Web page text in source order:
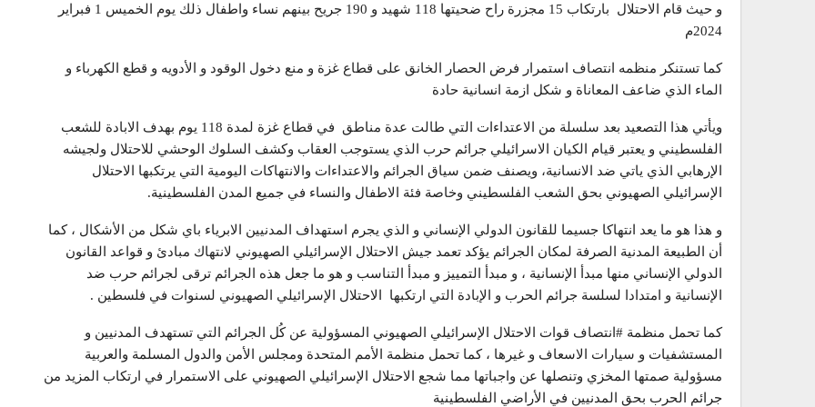
و حيث قام الاحتلال بارتكاب 15 مجزرة راح ضحيتها 118 شهيد و 190 جريح بينهم نساء واطفال ذلك يوم الخميس 1 فبراير
2024م
كما تستنكر منظمه انتصاف استمرار فرض الحصار الخانق على قطاع غزة و منع دخول الوقود و الأدويه و قطع الكهرباء و
الماء الذي ضاعف المعاناة و شكل ازمة انسانية حادة
ويأتي هذا التصعيد بعد سلسلة من الاعتداءات التي طالت عدة مناطق في قطاع غزة لمدة 118 يوم بهدف الابادة للشعب
الفلسطيني و يعتبر قيام الكيان الاسرائيلي جرائم حرب الذي يستوجب العقاب وكشف السلوك الوحشي للاحتلال ولجيشه
الإرهابي الذي ياتي ضد الانسانية، ويصنف ضمن سياق الجرائم والاعتداءات والانتهاكات اليومية التي يرتكبها الاحتلال
الإسرائيلي الصهيوني بحق الشعب الفلسطيني وخاصة فئة الاطفال والنساء في جميع المدن الفلسطينية.
و هذا هو ما يعد انتهاكا جسيما للقانون الدولي الإنساني و الذي يجرم استهداف المدنيين الابرياء باي شكل من الأشكال ، كما
أن الطبيعة المدنية الصرفة لمكان الجرائم يؤكد تعمد جيش الاحتلال الإسرائيلي الصهيوني لانتهاك مبادئ و قواعد القانون
الدولي الإنساني منها مبدأ الإنسانية ، و مبدأ التمييز و مبدأ التناسب و هو ما جعل هذه الجرائم ترقى لجرائم حرب ضد
الإنسانية و امتدادا لسلسة جرائم الحرب و الإبادة التي ارتكبها الاحتلال الإسرائيلي الصهيوني لسنوات في فلسطين .
كما تحمل منظمة #انتصاف قوات الاحتلال الإسرائيلي الصهيوني المسؤولية عن كُل الجرائم التي تستهدف المدنيين و
المستشفيات و سيارات الاسعاف و غيرها ، كما تحمل منظمة الأمم المتحدة ومجلس الأمن والدول المسلمة والعربية
مسؤولية صمتها المخزي وتنصلها عن واجباتها مما شجع الاحتلال الإسرائيلي الصهيوني على الاستمرار في ارتكاب المزيد من
جرائم الحرب بحق المدنيين في الأراضي الفلسطينية